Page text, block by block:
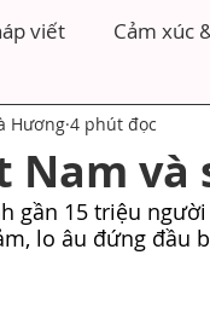
viết Cảm xúc
Nam và
Hương 4 phút đọc
gần 15 triệu
lo âu đứng đầu